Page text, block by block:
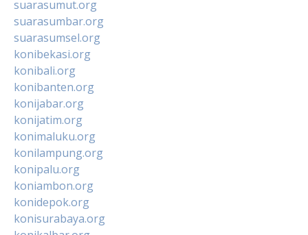
suarasumut.org
suarasumbar.org
suarasumsel.org
konibekasi.org
konibali.org
konibanten.org
konijabar.org
konijatim.org
konimaluku.org
konilampung.org
konipalu.org
koniambon.org
konidepok.org
konisurabaya.org